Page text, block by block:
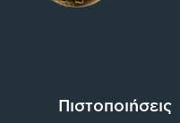
Πιστοποιήσεις